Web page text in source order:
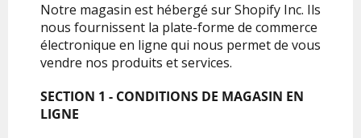
Notre magasin est hébergé sur Shopify Inc. Ils
nous fournissent la plate-forme de commerce
électronique en ligne qui nous permet de vous
vendre nos produits et services.
SECTION 1 - CONDITIONS DE MAGASIN EN
LIGNE